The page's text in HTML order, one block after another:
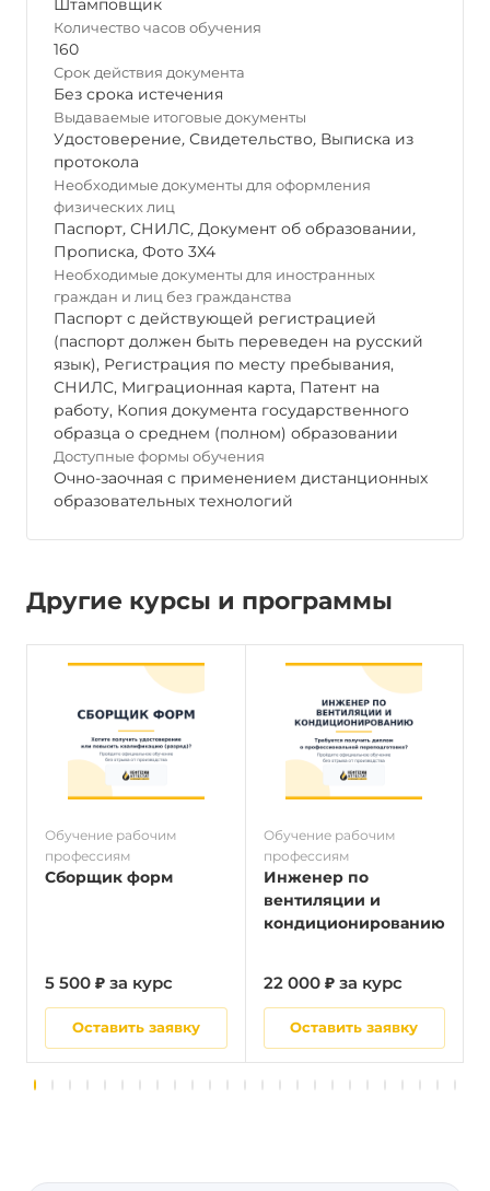
Штамповщик
Количество часов обучения
160
Срок действия документа
Без срока истечения
Выдаваемые итоговые документы
Удостоверение, Свидетельство, Выписка из
протокола
Необходимые документы для оформления
физических лиц
Паспорт, СНИЛС, Документ об образовании,
Прописка, Фото 3Х4
Необходимые документы для иностранных
граждан и лиц без гражданства
Паспорт с действующей регистрацией
(паспорт должен быть переведен на русский
язык), Регистрация по месту пребывания,
СНИЛС, Миграционная карта, Патент на
работу, Копия документа государственного
образца о среднем (полном) образовании
Доступные формы обучения
Очно-заочная с применением дистанционных
образовательных технологий
Другие курсы и программы
Обучение рабочим
профессиям
Сборщик форм
5 500 ₽ за курс
Оставить заявку
Обучение рабочим
профессиям
Инженер по
вентиляции и
кондиционированию
22 000 ₽ за курс
Оставить заявку